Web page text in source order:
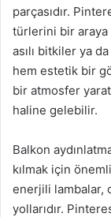
parçasıdır.
türlerini bir araya
asılı bitkiler ya
hem estetik bir
bir atmosfer
haline gelebilir.
Balkon
kılmak için
enerjili lambalar,
yollarıdır.